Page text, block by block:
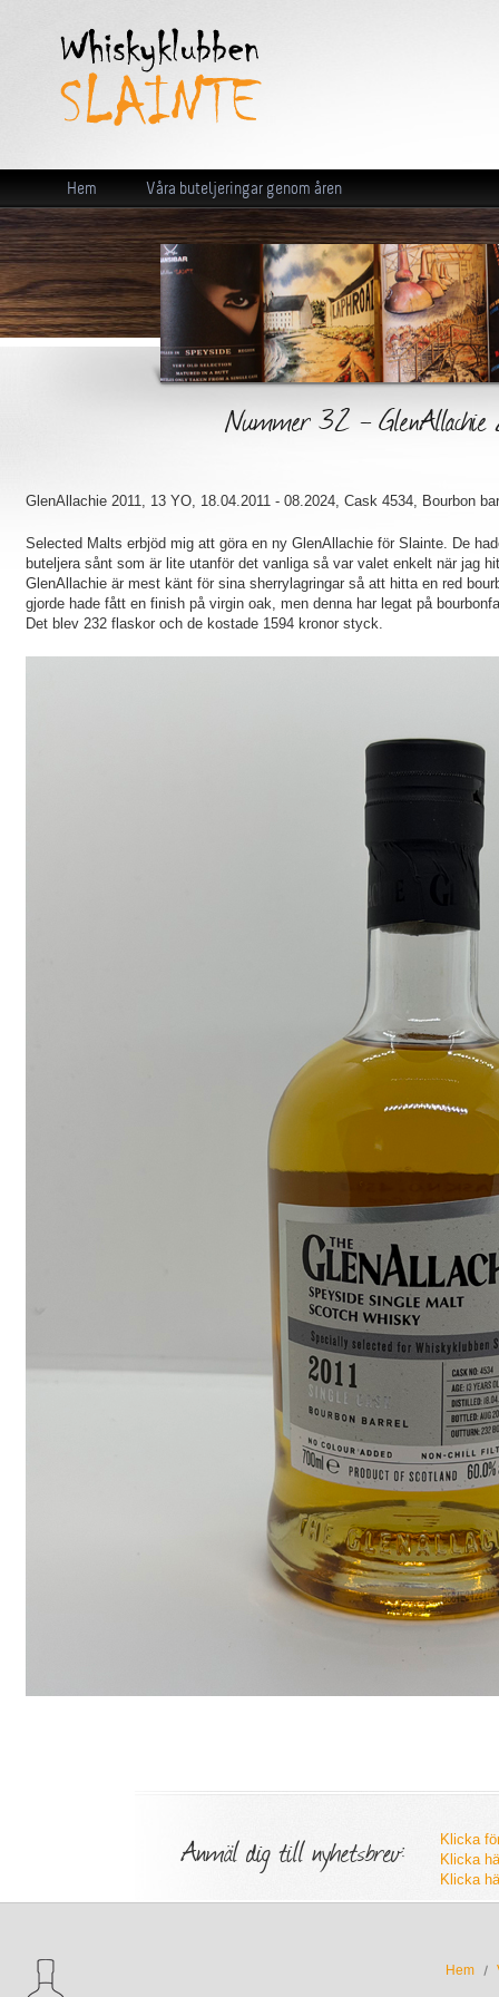
Hem Våra buteljeringar genom åren
Nummer 32 -
GlenAllachie 2011, 13 YO, 18.04.2011 - 08.2024, Cask 4534, Bourbon
Selected Malts erbjöd mig att göra en ny GlenAllachie för Slainte. De
buteljera sånt som är lite utanför det vanliga så var valet enkelt när jag
GlenAllachie är mest känt för sina sherrylagringar så att hitta en red
gjorde hade fått en finish på virgin oak, men denna har legat på
Det blev 232 flaskor och de kostade 1594 kronor styck.
Anmäl dig till nyhetsbrev:
Klicka
Klicka
Klicka
Hem